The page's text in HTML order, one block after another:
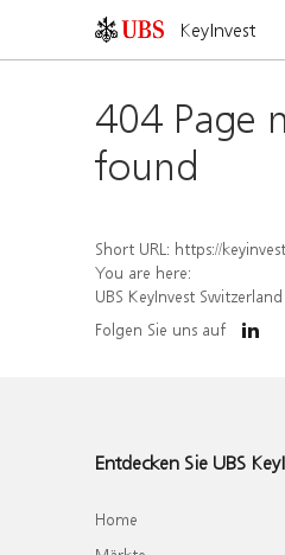
KeyInvest
404 Page
found
Short URL: https://keyinvest-ch.ubs.com/
You are here:
UBS KeyInvest Switzerland
Folgen Sie uns auf
Entdecken Sie UBS
Home